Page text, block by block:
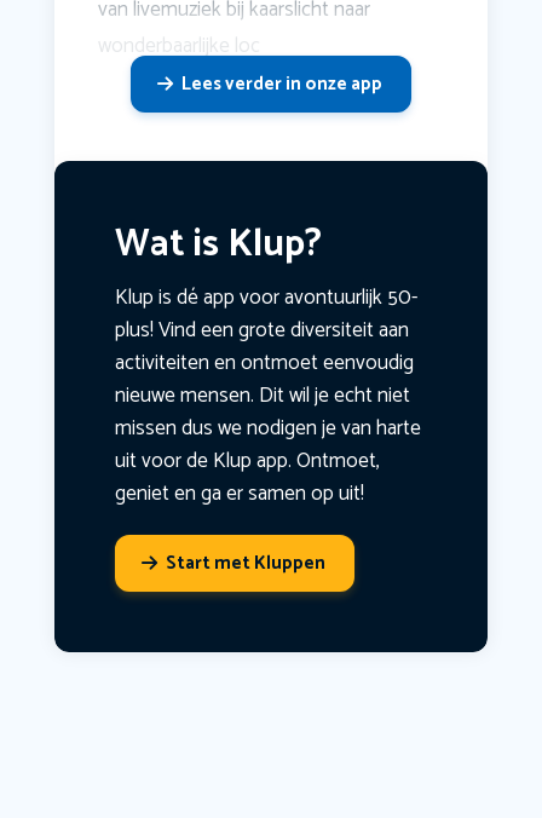
van livemuziek bij kaarslicht naar
wonderbaarlijke loc
Lees verder in onze app
Wat is Klup?
Klup is dé app voor avontuurlijk 50-
plus! Vind een grote diversiteit aan
activiteiten en ontmoet eenvoudig
nieuwe mensen. Dit wil je echt niet
missen dus we nodigen je van harte
uit voor de Klup app. Ontmoet,
geniet en ga er samen op uit!
Start met Kluppen